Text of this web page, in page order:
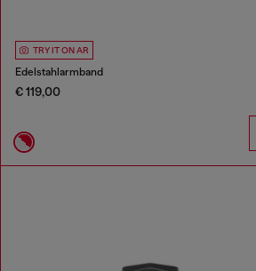
TRY IT ON AR
Edelstahlarmband
€ 119,00